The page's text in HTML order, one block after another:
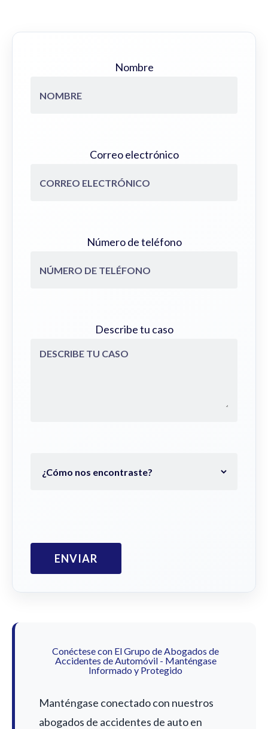
Nombre
Correo electrónico
Número de teléfono
Describe tu caso
Conéctese con El Grupo de Abogados de
Accidentes de Automóvil - Manténgase
Informado y Protegido
Manténgase conectado con nuestros
abogados de accidentes de auto en